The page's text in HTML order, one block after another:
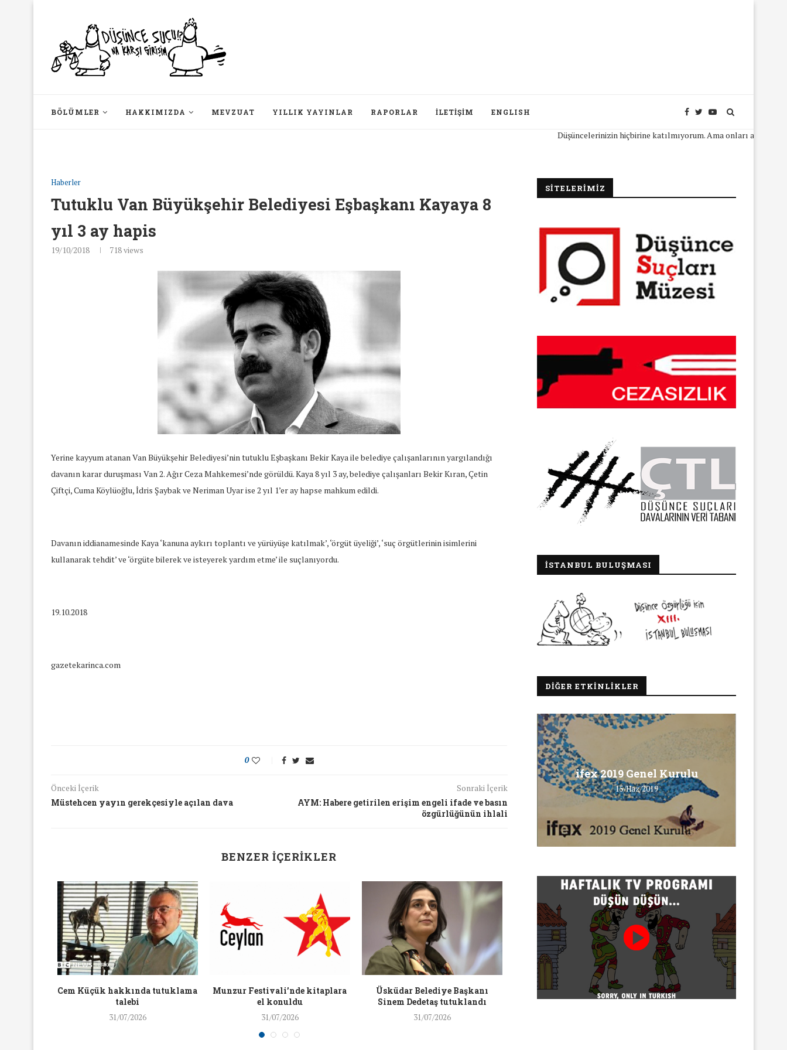
BÖLÜMLER HAKKIMIZDA MEVZUAT YILLIK YAYINLAR RAPORLAR İLETIŞIM ENGLISH
Düşüncelerinizin hiçbirine katılmıyorum. Ama onları açıkça ifade
Haberler
Tutuklu Van Büyükşehir Belediyesi Eşbaşkanı Kayaya 8
yıl 3 ay hapis
19/10/2018 718views
Yerine kayyum atanan Van Büyükşehir Belediyesi’nin tutuklu Eşbaşkanı Bekir Kaya ile belediye çalışanlarının yargılandığı
davanın karar duruşması Van 2. Ağır Ceza Mahkemesi’nde görüldü. Kaya 8 yıl 3 ay, belediye çalışanları Bekir Kıran, Çetin
Çiftçi, Cuma Köylüoğlu, İdris Şaybak ve Neriman Uyar ise 2 yıl 1’er ay hapse mahkum edildi.
Davanın iddianamesinde Kaya ‘kanuna aykırı toplantı ve yürüyüşe katılmak’, ‘örgüt üyeliği’, ‘suç örgütlerinin isimlerini
kullanarak tehdit’ ve ‘örgüte bilerek ve isteyerek yardım etme’ ile suçlanıyordu.
19.10.2018
gazetekarinca.com
0
Önceki İçerik
Müstehcen yayın gerekçesiyle açılan dava
Sonraki İçerik
AYM: Habere getirilen erişim engeli ifade ve basın
özgürlüğünün ihlali
BENZER İÇERIKLER
Cem Küçük hakkında tutuklama
talebi
31/07/2026
Munzur Festivali’nde kitaplara
el konuldu
31/07/2026
Üsküdar Belediye Başkanı
Sinem Dedetaş tutuklandı
31/07/2026
JINNEWS’in Türkçe X hesabına
erişim engeli
30/07/2026
Gazeteci Sema Bingöl ve
hakkında soruşturma
SİTELERİMİZ
İSTANBUL BULUŞMASI
DIĞER ETKINLIKLER
Konuştuk
Mart Ayında Nefret Söylemi
ifex 2019 Genel Kurulu
15/Haz/2019